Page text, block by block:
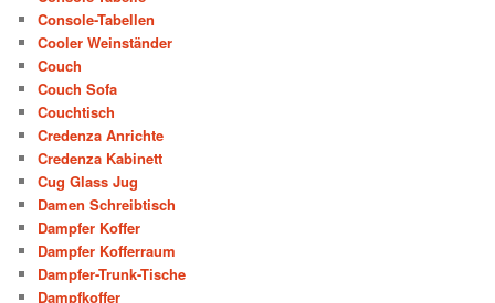
Console-Tabellen
Cooler Weinständer
Couch
Couch Sofa
Couchtisch
Credenza Anrichte
Credenza Kabinett
Cug Glass Jug
Damen Schreibtisch
Dampfer Koffer
Dampfer Kofferraum
Dampfer-Trunk-Tische
Dampfkoffer